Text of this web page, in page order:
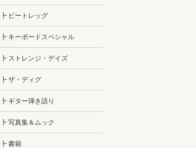
┣ ビートレッグ
┣ キーボードスペシャル
┣ ストレンジ・デイズ
┣ ザ・ディグ
┣ ギター弾き語り
┣ 写真集＆ムック
┣ 書籍